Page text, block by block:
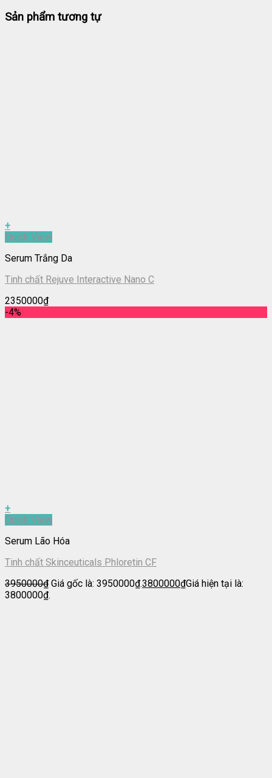
Sản phẩm tương tự
+
Quick View
Serum Trắng Da
Tinh chất Rejuve Interactive Nano C
2350000₫
-4%
+
Quick View
Serum Lão Hóa
Tinh chất Skinceuticals Phloretin CF
3950000₫ Giá gốc là: 3950000₫.3800000₫Giá hiện tại là:
3800000₫.